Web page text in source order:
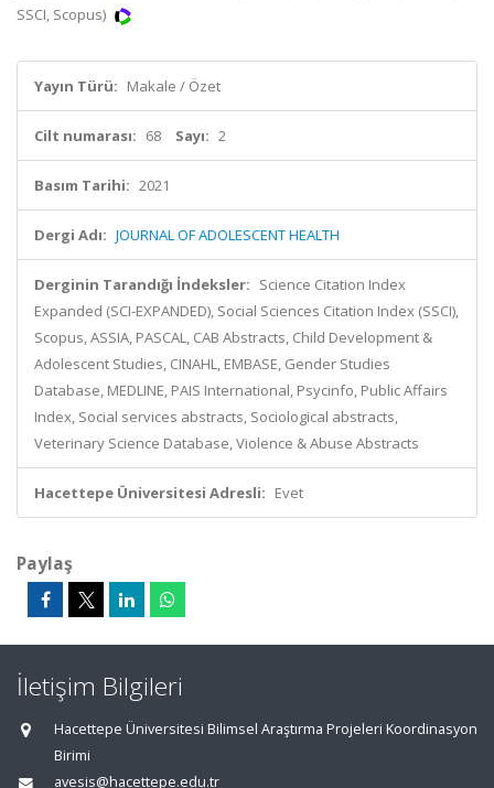
SSCI, Scopus)
Yayın Türü: Makale / Özet
Cilt numarası: 68 Sayı: 2
Basım Tarihi: 2021
Dergi Adı: JOURNAL OF ADOLESCENT HEALTH
Derginin Tarandığı İndeksler: Science Citation Index
Expanded (SCI-EXPANDED), Social Sciences Citation Index (SSCI),
Scopus, ASSIA, PASCAL, CAB Abstracts, Child Development &
Adolescent Studies, CINAHL, EMBASE, Gender Studies
Database, MEDLINE, PAIS International, Psycinfo, Public Affairs
Index, Social services abstracts, Sociological abstracts,
Veterinary Science Database, Violence & Abuse Abstracts
Hacettepe Üniversitesi Adresli: Evet
Paylaş
İletişim Bilgileri
Hacettepe Üniversitesi Bilimsel Araştırma Projeleri Koordinasyon
Birimi
avesis@hacettepe.edu.tr